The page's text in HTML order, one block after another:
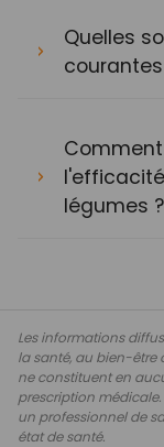
Quelles
légumes ?
Les informations
la santé, au bien-être
ne constituent en
prescription
un professionnel de
état de santé.